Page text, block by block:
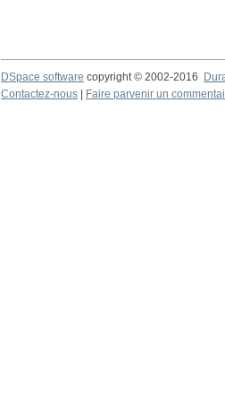
DSpace software copyright © 2002-2016
Contactez-nous
Faire parvenir un